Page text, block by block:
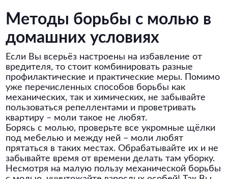
Методы борьбы с молью в
домашних условиях
Если Вы всерьёз настроены на избавление от
вредителя, то стоит комбинировать разные
профилактические и практические меры. Помимо
уже перечисленных способов борьбы как
механических, так и химических, не забывайте
пользоваться репеллентами и проветривать
квартиру – моли такое не любят.
Борясь с молью, проверьте все укромные щёлки
под мебелью и между ней – моли любят
прятаться в таких местах. Обрабатывайте их и не
забывайте время от времени делать там уборку.
Несмотря на малую пользу механической борьбы